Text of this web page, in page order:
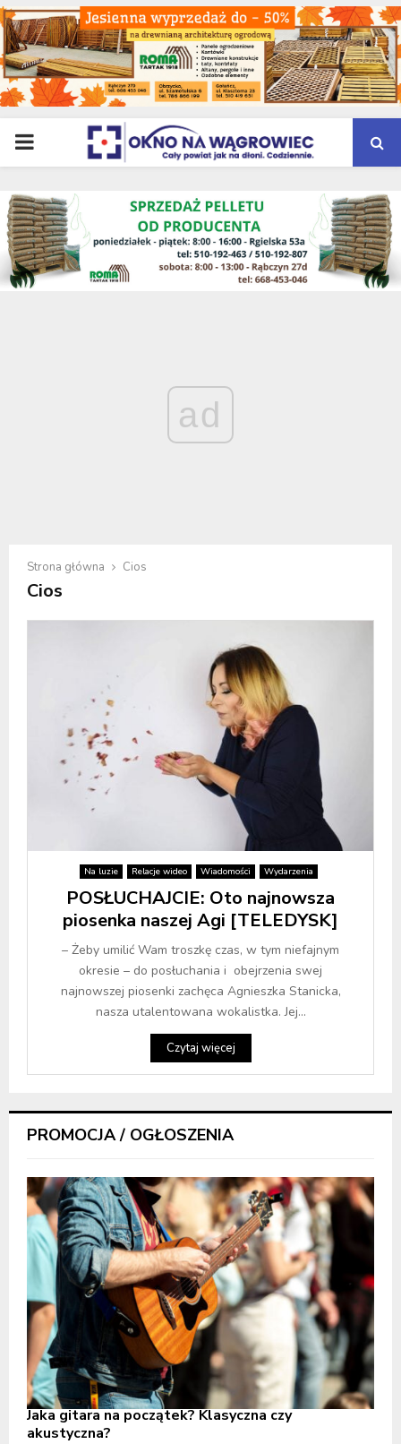
PRIMARY
MENU
ad
Strona główna Cios
Cios
Na luzie Relacje wideo Wiadomości Wydarzenia
POSŁUCHAJCIE: Oto najnowsza
piosenka naszej Agi [TELEDYSK]
– Żeby umilić Wam troszkę czas, w tym niefajnym
okresie – do posłuchania i obejrzenia swej
najnowszej piosenki zachęca Agnieszka Stanicka,
nasza utalentowana wokalistka. Jej...
Czytaj więcej
PROMOCJA / OGŁOSZENIA
Jaka gitara na początek? Klasyczna czy
akustyczna?